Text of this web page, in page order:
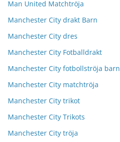
Man United Matchtröja
Manchester City drakt Barn
Manchester City dres
Manchester City Fotballdrakt
Manchester City fotbollströja barn
Manchester City matchtröja
Manchester City trikot
Manchester City Trikots
Manchester City tröja